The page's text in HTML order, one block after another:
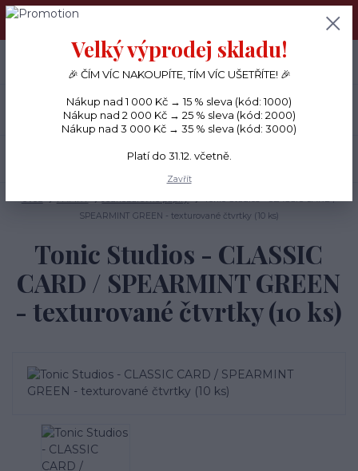
PŘÁNÍČKA a PAPÍROVÉ DÁRKY odesílám každý den, KREATIVNÍ
Menu
CZK
+420 734 380 930
(Po-Ne, 8-20 hod.)
SPEARMINT GREEN - texturované čtvrtky (10 ks)
Tonic Studios - CLASSIC
CARD / SPEARMINT GREEN
- texturované čtvrtky (10 ks)
Velký výprodej skladu!
🎉 ČÍM VÍC NAKOUPÍTE, TÍM VÍC UŠETŘÍTE! 🎉
Nákup nad 1 000 Kč → 15 % sleva (kód: 1000)
Nákup nad 2 000 Kč → 25 % sleva (kód: 2000)
Nákup nad 3 000 Kč → 35 % sleva (kód: 3000)
Platí do 31.12. včetně.
Zavřít